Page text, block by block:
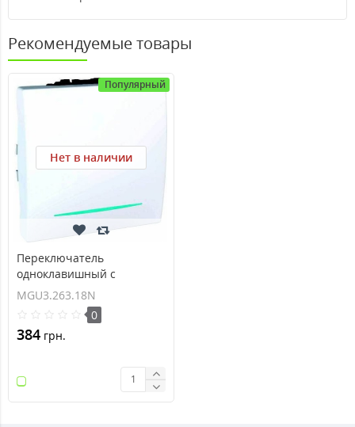
Рекомендуемые товары
Популярный
Нет в наличии
Переключатель
одноклавишный с
индикационной
подсветкой Unica 16А
MGU3.263.18N
MGU3.263.18N
0
384 грн.